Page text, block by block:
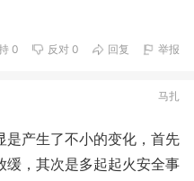
0 反对 0 回复 举报
马扎
是产生了不小的变化，首先
缓，其次是多起起火安全事